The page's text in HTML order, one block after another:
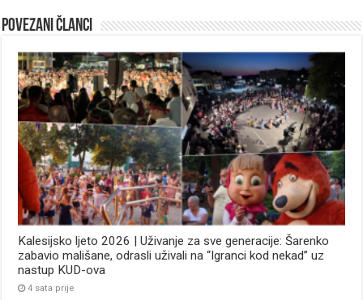
Povezani članci
Kalesijsko ljeto 2026 | Uživanje za sve generacije: Šarenko
zabavio mališane, odrasli uživali na “Igranci kod nekad” uz
nastup KUD-ova
4 sata prije